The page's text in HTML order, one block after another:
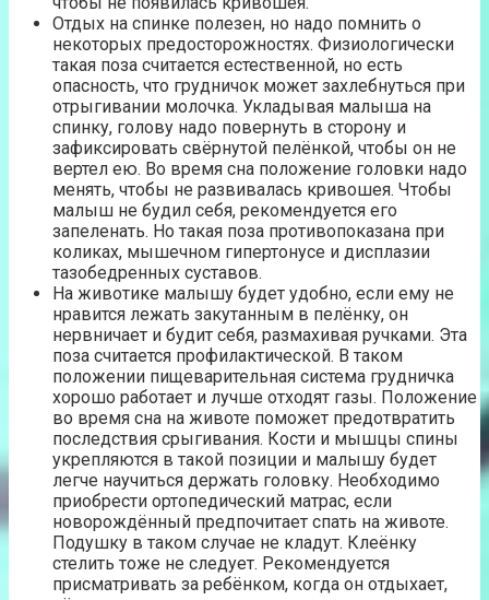
Отдых на спинке полезен, но надо помнить о
некоторых предосторожностях. Физиологически
такая поза считается естественной, но есть
опасность, что грудничок может захлебнуться при
отрыгивании молочка. Укладывая малыша на
спинку, голову надо повернуть в сторону и
зафиксировать свёрнутой пелёнкой, чтобы он не
вертел ею. Во время сна положение головки надо
менять, чтобы не развивалась кривошея. Чтобы
малыш не будил себя, рекомендуется его
запеленать. Но такая поза противопоказана при
коликах, мышечном гипертонусе и дисплазии
тазобедренных суставов.
На животике малышу будет удобно, если ему не
нравится лежать закутанным в пелёнку, он
нервничает и будит себя, размахивая ручками. Эта
поза считается профилактической. В таком
положении пищеварительная система грудничка
хорошо работает и лучше отходят газы. Положение
во время сна на животе поможет предотвратить
последствия срыгивания. Кости и мышцы спины
укрепляются в такой позиции и малышу будет
легче научиться держать головку. Необходимо
приобрести ортопедический матрас, если
новорождённый предпочитает спать на животе.
Подушку в таком случае не кладут. Клеёнку
стелить тоже не следует. Рекомендуется
присматривать за ребёнком, когда он отдыхает,